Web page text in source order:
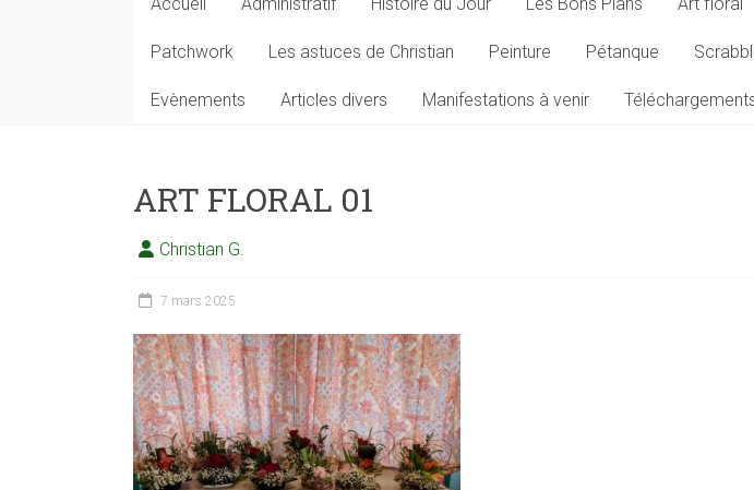
Patchwork Les astuces de Christian Peinture Pétanque
Evènements Articles divers Manifestations à venir
ART FLORAL 01
Christian G.
7 mars 2025